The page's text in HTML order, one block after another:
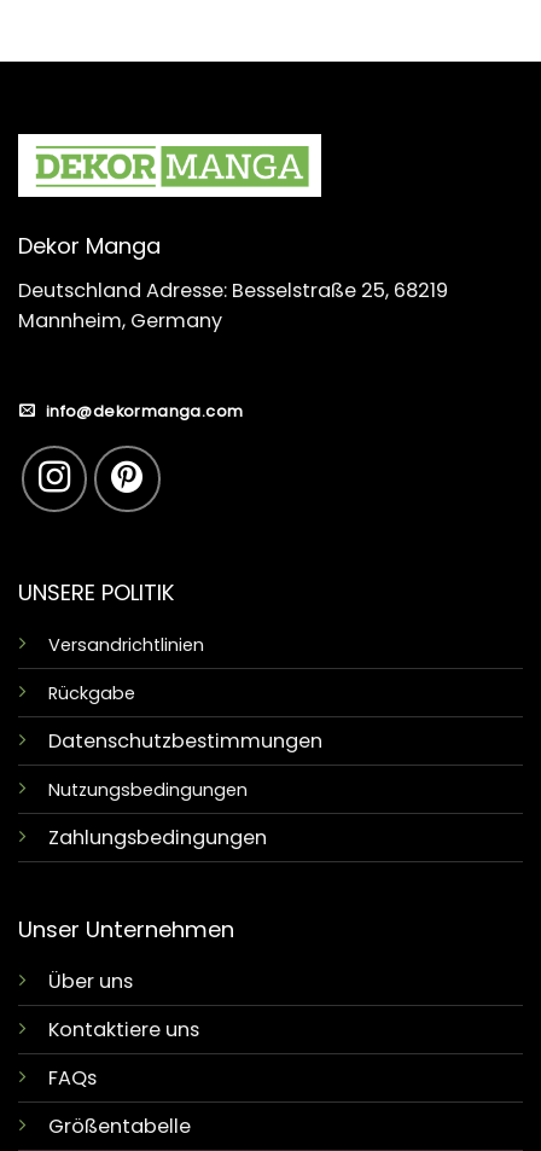
Dekor Manga
Deutschland Adresse: Besselstraße 25, 68219
Mannheim, Germany
info@dekormanga.com
UNSERE POLITIK
Versandrichtlinien
Rückgabe
Datenschutzbestimmungen
Nutzungsbedingungen
Zahlungsbedingungen
Unser Unternehmen
Über uns
Kontaktiere uns
FAQs
Größentabelle